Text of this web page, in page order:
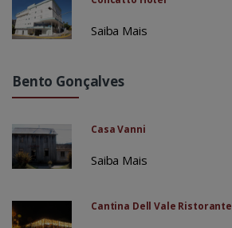
Saiba Mais
Bento Gonçalves
Casa Vanni
Saiba Mais
Cantina Dell Vale Ristorante